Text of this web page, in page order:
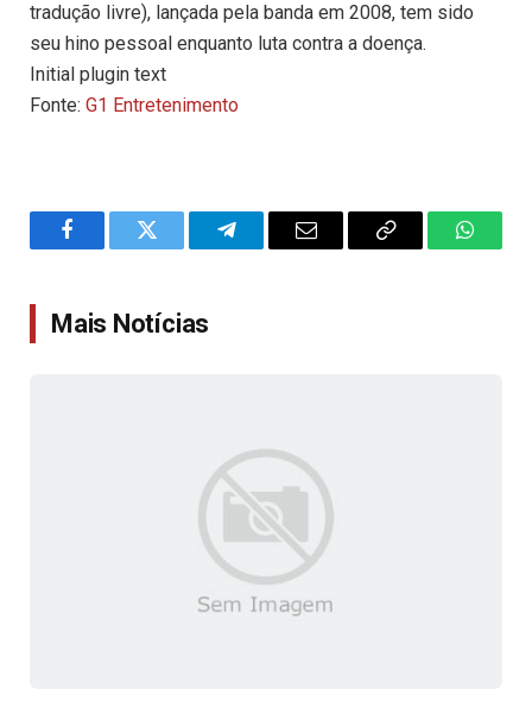
tradução livre), lançada pela banda em 2008, tem sido
seu hino pessoal enquanto luta contra a doença.
Initial plugin text
Fonte: G1 Entretenimento
FacebookTwitter TelegramEmail
Copy
Mais Notícias